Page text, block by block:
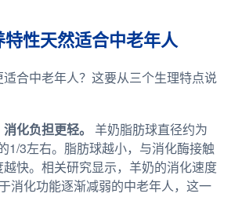
性天然适合中老年人
合中老年人？这要从三个生理特点说
化负担更轻。
羊奶脂肪球直径约为
1/3左右。脂肪球越小，与消化酶接触
快。相关研究显示，羊奶的消化速度
消化功能逐渐减弱的中老年人，这一